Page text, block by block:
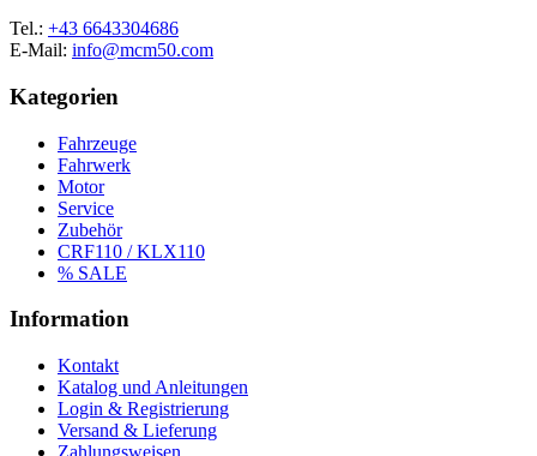
Tel.: +43 6643304686
E-Mail: info@mcm50.com
Kategorien
Fahrzeuge
Fahrwerk
Motor
Service
Zubehör
CRF110 / KLX110
% SALE
Information
Kontakt
Katalog und Anleitungen
Login & Registrierung
Versand & Lieferung
Zahlungsweisen